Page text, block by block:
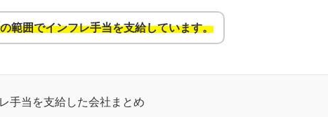
範囲でインフレ手当を支給しています。
手当を支給した会社まとめ